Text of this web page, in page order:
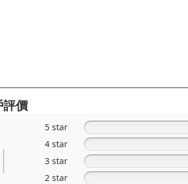
評價
5 star
4 star
3 star
2 star